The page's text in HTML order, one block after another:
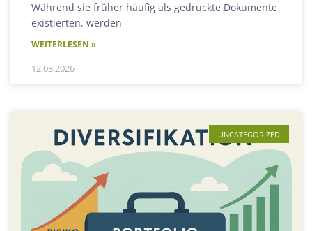
Während sie früher häufig als gedruckte Dokumente
existierten, werden
WEITERLESEN »
12.03.2026
UNCATEGORIZED